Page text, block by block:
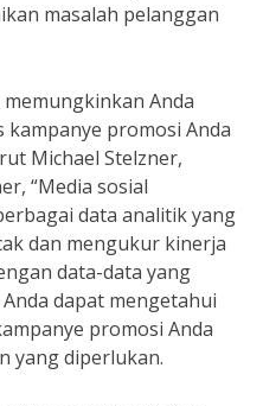
masalah pelanggan
Anda
promosi Anda
Michael Stelzner,
“Media sosial
data analitik yang
dan mengukur kinerja
data-data yang
dapat mengetahui
promosi Anda
yang diperlukan.